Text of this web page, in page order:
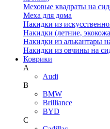
Меховые квадраты на
Меха для дома
Накидки из
Накидки (летние,
Накидки из алькантары
Накидки из овчины на
Коврики
A
Audi
B
BMW
Brilliance
BYD
C